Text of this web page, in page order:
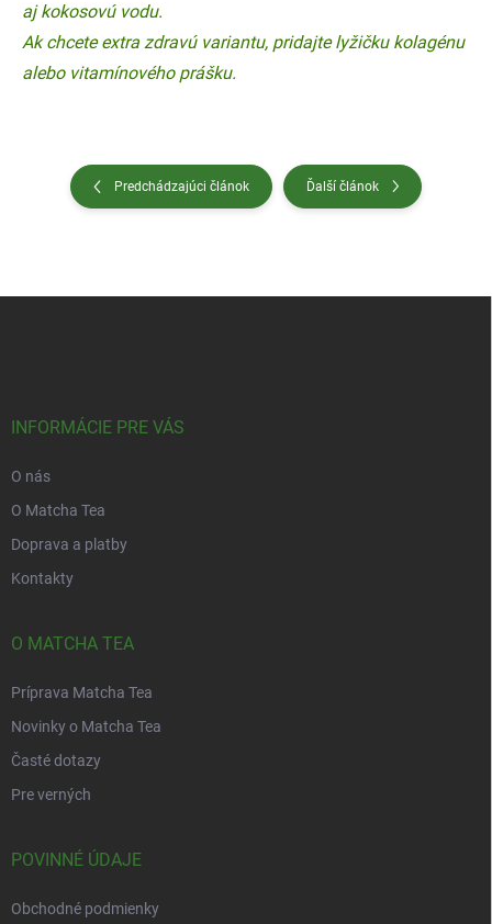
aj kokosovú vodu.
Ak chcete extra zdravú variantu, pridajte lyžičku kolagénu
alebo vitamínového prášku.
Predchádzajúci článok Ďalší článok
INFORMÁCIE PRE VÁS
O nás
O Matcha Tea
Doprava a platby
Kontakty
O MATCHA TEA
Príprava Matcha Tea
Novinky o Matcha Tea
Časté dotazy
Pre verných
POVINNÉ ÚDAJE
Obchodné podmienky